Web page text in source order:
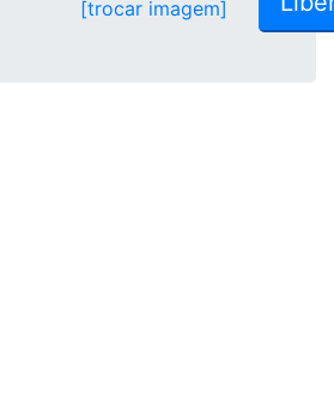
[trocar imagem]